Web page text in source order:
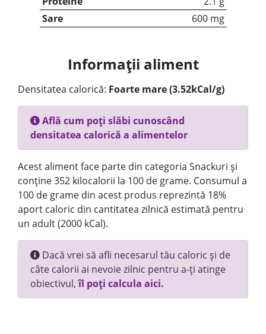
Sare
600 mg
Informații aliment
Densitatea calorică: Foarte mare (3.52kCal/g)
Află cum poți slăbi cunoscând
densitatea calorică a alimentelor
Acest aliment face parte din categoria Snackuri și
conține 352 kilocalorii la 100 de grame. Consumul a
100 de grame din acest produs reprezintă 18%
aport caloric din cantitatea zilnică estimată pentru
un adult (2000 kCal).
Dacă vrei să afli necesarul tău caloric și de
câte calorii ai nevoie zilnic pentru a-ți atinge
obiectivul,îl poți calcula aici.